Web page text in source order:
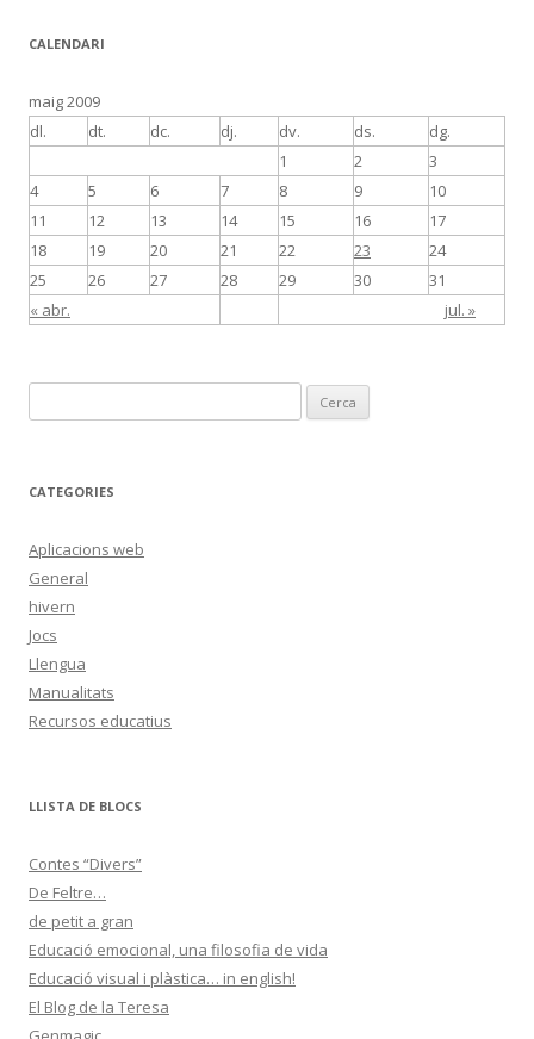
CALENDARI
maig 2009
dl.
dt. dc. dj. dv. ds. dg.
« abr. jul. »
1 2
3
4
5 6 7 8 9
10
11
12 13 14 15 16
17
18
19 20 21 22 23
24
25
26 27 28 29 30 31
e
c
CATEGORIES
Aplicacions web
General
hivern
Jocs
Llengua
Manualitats
Recursos educatius
LLISTA DE BLOCS
Contes “Divers”
De Feltre…
de petit a gran
Educació emocional, una filosofia de vida
Educació visual i plàstica… in english!
El Blog de la Teresa